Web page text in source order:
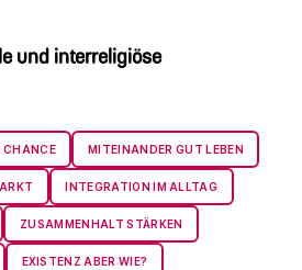
und interreligiöse
CHANCE MITEINANDER GUT LEBEN
INTEGRATION IM ALLTAG
ZUSAMMENHALT STÄRKEN
EXISTENZ ABER WIE?